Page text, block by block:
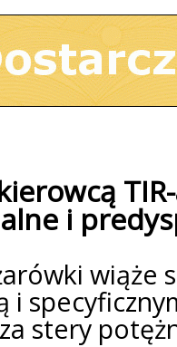
i
wiąże
i
stery